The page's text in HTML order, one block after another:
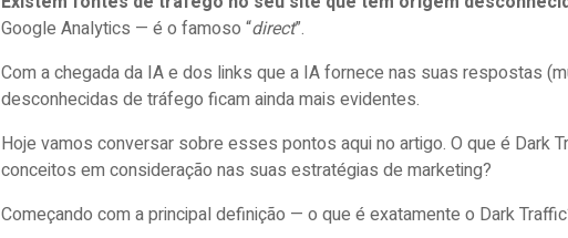
Google Analytics — é o famoso “direct”.
Com a chegada da IA e dos links que a IA fornece nas suas respostas
desconhecidas de tráfego ficam ainda mais evidentes.
Hoje vamos conversar sobre esses pontos aqui no artigo. O que é Dark
conceitos em consideração nas suas estratégias de marketing?
Começando com a principal definição — o que é exatamente o Dark